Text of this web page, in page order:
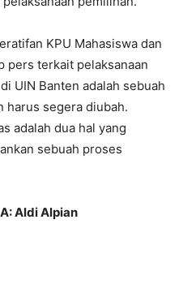
KPU Mahasiswa dan
pers terkait pelaksanaan
UIN Banten adalah sebuah
harus segera diubah.
adalah dua hal yang
sebuah proses
Aldi Alpian